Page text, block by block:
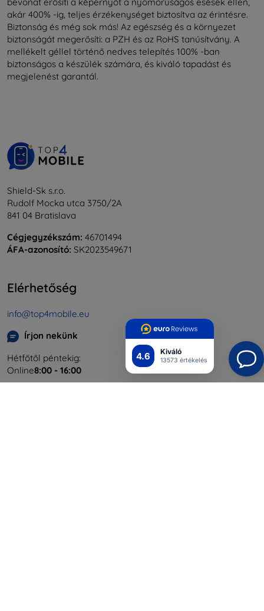
4.6 Kiváló
13573 értékelés
akár 400% -ig, teljes érzékenységet biztosítva az érintésre.
Biztonság és még sok más! Az egészség és a környezet
biztonságát megerősíti: a PZH és az RoHS tanúsítvány. A
mellékelt géllel történő nedves telepítés 100% -ban
biztonságos a készülék számára, és kiváló tapadást és
megjelenést garantál.
Shield-Sk s.r.o.
Rudolf Mocka utca 3750/2A
841 04 Bratislava
Cégjegyzékszám: 46701494
ÁFA-azonosító: SK2023549671
Elérhetőség
info@top4mobile.eu
Írjon nekünk
Hétfőtől péntekig:
Online8:00 - 16:00